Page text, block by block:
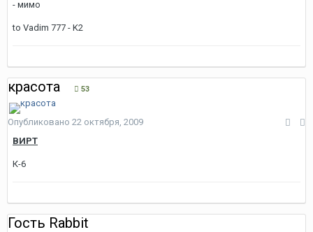
- мимо
to Vadim 777 - K2
красота 53
Опубликовано 22 октября, 2009
ВИРТ
К-6
Гость Rabbit